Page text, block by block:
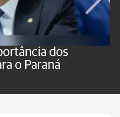
dos
o Paraná